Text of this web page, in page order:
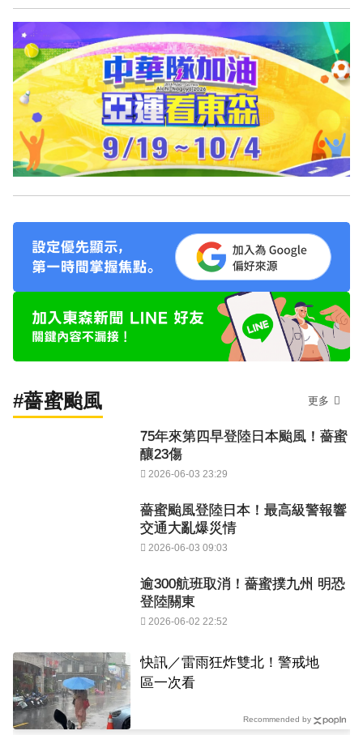
#薔蜜颱風 更多
75年來第四早登陸日本颱風！薔蜜
釀23傷
2026-06-03 23:29
薔蜜颱風登陸日本！最高級警報響
交通大亂爆災情
2026-06-03 09:03
逾300航班取消！薔蜜撲九州 明恐
登陸關東
2026-06-02 22:52
快訊／雷雨狂炸雙北！警戒地
區一次看
Recommended by